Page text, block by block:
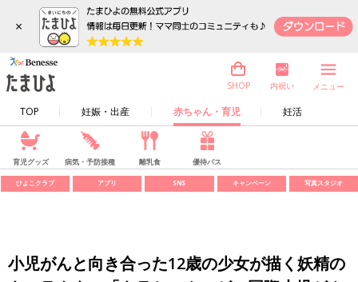
×
TOP 妊娠・出産 赤ちゃん・育児 妊活
SHOP 内祝い メニュー
育児グッズ 病気・予防接種 離乳食 優待パス
ひよこクラブ アプリ SNS キャンペーン 写真スタジオ
小児がんと向き合った12歳の少女が描く妖精の